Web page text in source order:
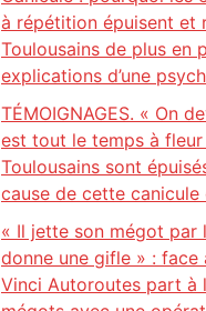
à répétition épuisent et
Toulousains de plus en
explications d’une
TÉMOIGNAGES. « On
est tout le temps à
Toulousains sont
cause de cette canicule
« Il jette son mégot par
donne une gifle » : face
Vinci Autoroutes part à